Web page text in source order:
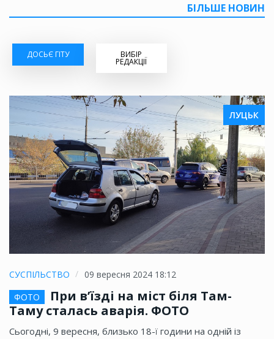
БІЛЬШЕ НОВИН
ДОСЬЄ ГІТУ ВИБІР
РЕДАКЦІЇ
ЛУЦЬК
СУСПІЛЬСТВО
09 вересня 2024 18:12
ФОТО
При в’їзді на міст біля Там-
Таму сталась аварія. ФОТО
Сьогодні, 9 вересня, близько 18-ї години на одній із